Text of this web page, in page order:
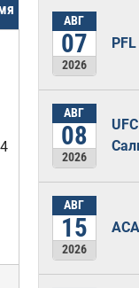
АВГ
07
2026
АВГ
08
2026
АВГ
15
2026